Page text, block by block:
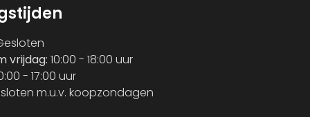
vrijdag: 10:00 - 18:00 uur
- 17:00 uur
m.u.v. koopzondagen